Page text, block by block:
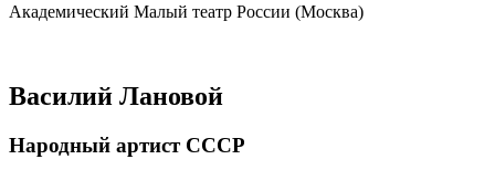
Академический Малый театр России (Москва)
Василий Лановой
Народный артист СССР